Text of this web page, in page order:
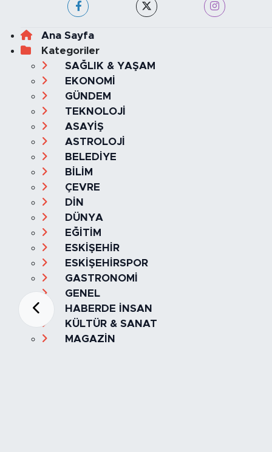
Ana Sayfa
Kategoriler
SAĞLIK & YAŞAM
EKONOMİ
GÜNDEM
TEKNOLOJİ
ASAYİŞ
ASTROLOJİ
BELEDİYE
BİLİM
ÇEVRE
DİN
DÜNYA
EĞİTİM
ESKİŞEHİR
ESKİŞEHİRSPOR
GASTRONOMİ
GENEL
HABERDE İNSAN
KÜLTÜR & SANAT
MAGAZİN